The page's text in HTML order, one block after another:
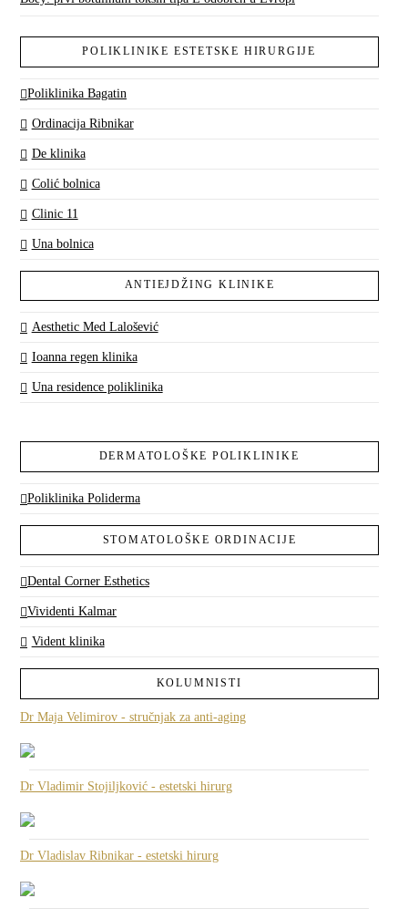
POLIKLINIKE ESTETSKE HIRURGIJE
Poliklinika Bagatin
Ordinacija Ribnikar
De klinika
Colić bolnica
Clinic 11
Una bolnica
ANTIEJDŽING KLINIKE
Aesthetic Med Lalošević
Ioanna regen klinika
Una residence poliklinika
DERMATOLOŠKE POLIKLINIKE
Poliklinika Poliderma
STOMATOLOŠKE ORDINACIJE
Dental Corner Esthetics
Vividenti Kalmar
Vident klinika
KOLUMNISTI
Dr Maja Velimirov - stručnjak za anti-aging
Dr Vladimir Stojiljković - estetski hirurg
Dr Vladislav Ribnikar - estetski hirurg